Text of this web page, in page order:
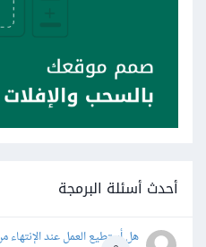
أحدث أسئلة البرمجة
هل أستطيع العمل عند الإنتهاء